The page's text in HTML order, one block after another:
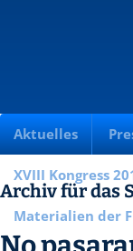
Aktuelles
XVIII Kongress
Materialien der
Archiv für das